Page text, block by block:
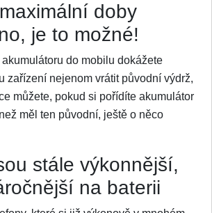
doby
je to možné!
do mobilu dokážete
zařízení nejenom vrátit původní výdrž,
můžete, pokud si pořídíte akumulátor
měl ten původní, ještě o něco
stále výkonnější,
na baterii